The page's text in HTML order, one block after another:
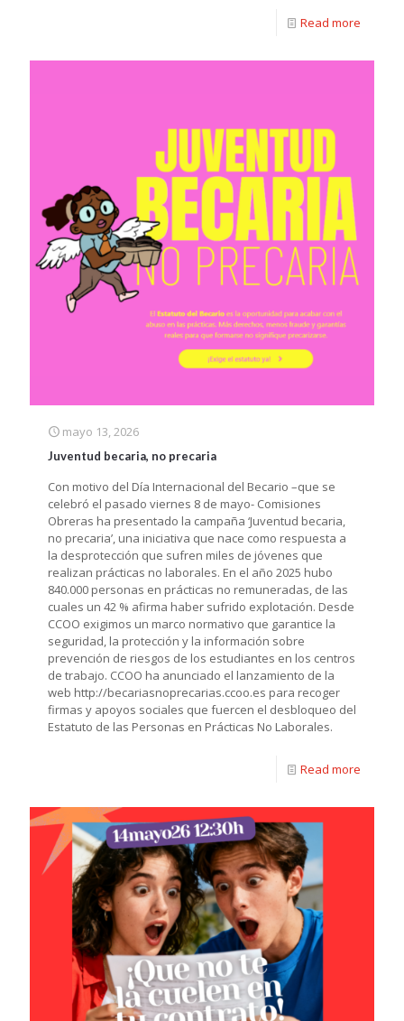
Read more
mayo 13, 2026
Juventud becaria, no precaria
Con motivo del Día Internacional del Becario –que se
celebró el pasado viernes 8 de mayo- Comisiones
Obreras ha presentado la campaña ‘Juventud becaria,
no precaria’, una iniciativa que nace como respuesta a
la desprotección que sufren miles de jóvenes que
realizan prácticas no laborales. En el año 2025 hubo
840.000 personas en prácticas no remuneradas, de las
cuales un 42 % afirma haber sufrido explotación. Desde
CCOO exigimos un marco normativo que garantice la
seguridad, la protección y la información sobre
prevención de riesgos de los estudiantes en los centros
de trabajo. CCOO ha anunciado el lanzamiento de la
web http://becariasnoprecarias.ccoo.es para recoger
firmas y apoyos sociales que fuercen el desbloqueo del
Estatuto de las Personas en Prácticas No Laborales.
Read more